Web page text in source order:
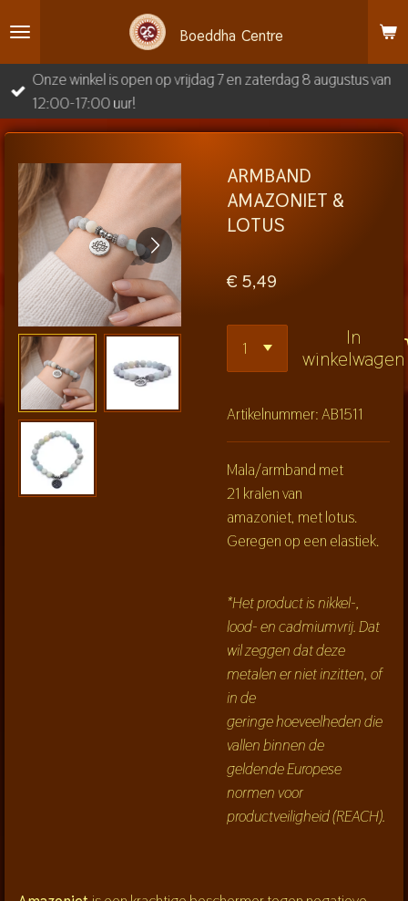
direct
naar
de
hoofdinhoud
Boeddha Centre
Onze winkel is open op vrijdag 7 en zaterdag 8 augustus van
12:00-17:00 uur!
ARMBAND
AMAZONIET &
LOTUS
€ 5,49
In
winkelwagen
Artikelnummer:AB1511
Mala/armband met
21 kralen van
amazoniet, met lotus.
Geregen op een elastiek.
*Het product is nikkel-,
lood- en cadmiumvrij. Dat
wil zeggen dat deze
metalen er niet inzitten, of
in de
geringe hoeveelheden die
vallen binnen de
geldende Europese
normen voor
productveiligheid (REACH).